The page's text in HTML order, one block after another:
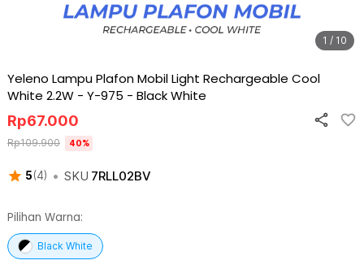
1 / 10
Yeleno Lampu Plafon Mobil Light Rechargeable Cool
White 2.2W - Y-975 - Black White
5(4) • SKU 7RLL02BV
Rp67.000
Rp109.900 40%
Pilihan Warna:
Black White